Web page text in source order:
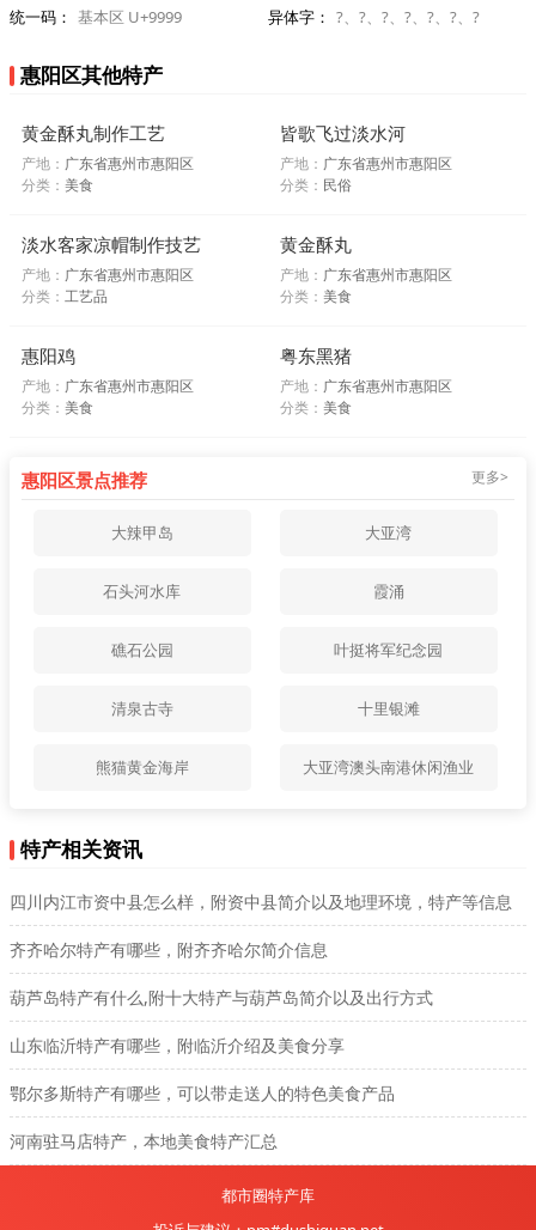
统一码： 基本区 U+9999 异体字： ?、?、?、?、?、?、?
惠阳区其他特产
黄金酥丸制作工艺
产地： 广东省惠州市惠阳区
分类： 美食
皆歌飞过淡水河
产地： 广东省惠州市惠阳区
分类： 民俗
淡水客家凉帽制作技艺
产地： 广东省惠州市惠阳区
分类： 工艺品
黄金酥丸
产地： 广东省惠州市惠阳区
分类： 美食
惠阳鸡
产地： 广东省惠州市惠阳区
分类： 美食
粤东黑猪
产地： 广东省惠州市惠阳区
分类： 美食
惠阳区景点推荐 更多>
大辣甲岛 大亚湾
石头河水库 霞涌
礁石公园 叶挺将军纪念园
清泉古寺 十里银滩
熊猫黄金海岸 大亚湾澳头南港休闲渔业
特产相关资讯
四川内江市资中县怎么样，附资中县简介以及地理环境，特产等信息
齐齐哈尔特产有哪些，附齐齐哈尔简介信息
葫芦岛特产有什么,附十大特产与葫芦岛简介以及出行方式
山东临沂特产有哪些，附临沂介绍及美食分享
鄂尔多斯特产有哪些，可以带走送人的特色美食产品
河南驻马店特产，本地美食特产汇总
都市圈特产库